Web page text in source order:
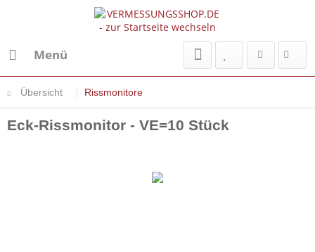
Menü
Übersicht Rissmonitore
Eck-Rissmonitor - VE=10 Stück